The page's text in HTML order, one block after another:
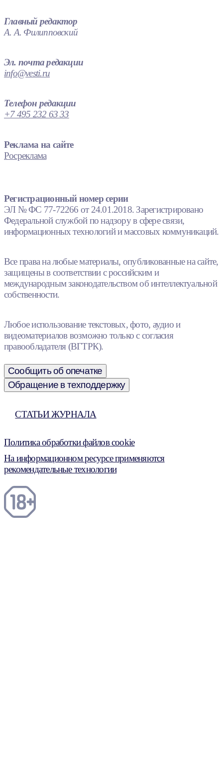
Главный редактор
А. А. Филипповский
Эл. почта редакции
info@vesti.ru
Телефон редакции
+7 495 232 63 33
Реклама на сайте
Росреклама
Регистрационный номер серии
ЭЛ № ФС 77-72266 от 24.01.2018. Зарегистрировано
Федеральной службой по надзору в сфере связи,
информационных технологий и массовых коммуникаций.
Все права на любые материалы, опубликованные на сайте,
защищены в соответствии с российским и
международным законодательством об интеллектуальной
собственности.
Любое использование текстовых, фото, аудио и
видеоматериалов возможно только с согласия
правообладателя (ВГТРК).
Сообщить об опечатке
Обращение в техподдержку
СТАТЬИ ЖУРНАЛА
Политика обработки файлов cookie
На информационном ресурсе применяются
рекомендательные технологии